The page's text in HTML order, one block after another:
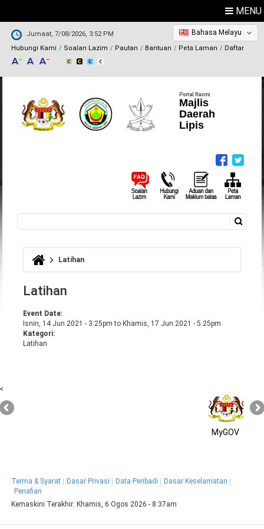
MENU
Jumaat, 7/08/2026, 3:52 PM
Hubungi Kami
Soalan Lazim Pautan Bantuan Peta Laman Daftar
Bahasa Melayu
Portal Rasmi
Majlis
Daerah
Lipis
Borang carian
Anda di sini
Latihan
Latihan
Event Date:
Isnin, 14 Jun 2021 - 3:25pm to Khamis, 17 Jun 2021 - 5:25pm
Kategori:
Latihan
<
MyGOV
Terma & Syarat Dasar Privasi Data Peribadi
Dasar Keselamatan
Penafian
Kemaskini Terakhir: Khamis, 6 Ogos 2026 - 8:37am